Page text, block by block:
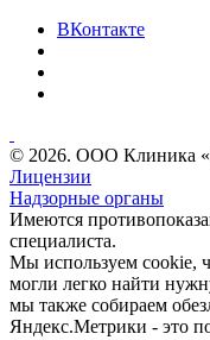
ВКонтакте
© 2026. ООО Клиника
Лицензии
Надзорные органы
Имеются
специалиста.
Мы используем cookie,
могли легко найти
мы также собираем
Яндекс.Метрики - это